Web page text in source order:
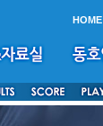
HOME